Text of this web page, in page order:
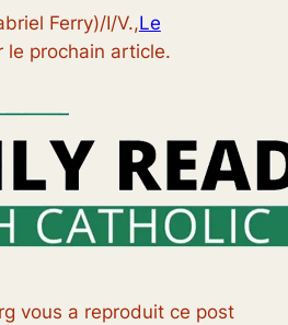
Ferry)/I/V.,Le
le prochain article.
vous a reproduit ce post